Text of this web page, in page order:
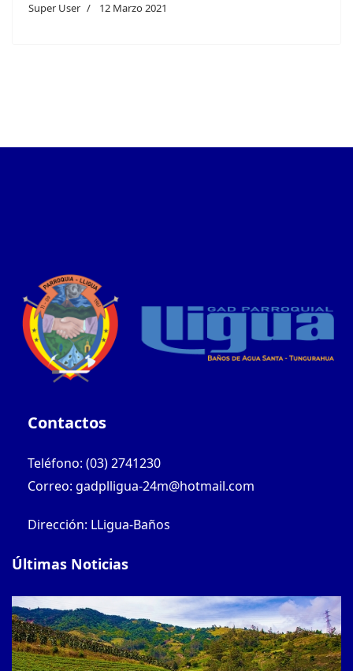
Super User 12 Marzo 2021
Contactos
Teléfono: (03) 2741230
Correo: gadplligua-24m@hotmail.com
Dirección: LLigua-Baños
Últimas Noticias